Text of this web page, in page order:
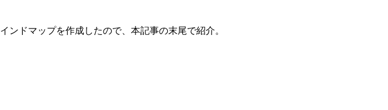
ドマップを作成したので、本記事の末尾で紹介。